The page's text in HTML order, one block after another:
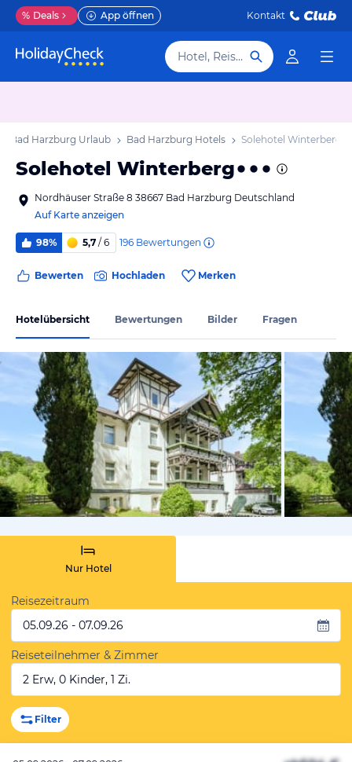
% Deals App öffnen Kontakt
Hotel, Reiseziel
Bad Harzburg Urlaub Bad Harzburg Hotels Solehotel Winterberg
Solehotel Winterberg
Nordhäuser Straße 8 38667 Bad Harzburg Deutschland
Auf Karte anzeigen
98% 5,7 / 6 196 Bewertungen
Bewerten Hochladen Merken
Hotelübersicht Bewertungen Bilder Fragen
vom
Nur Hotel
Reisezeitraum
05.09.26 - 07.09.26
Reiseteilnehmer & Zimmer
2 Erw, 0 Kinder, 1 Zi.
Filter